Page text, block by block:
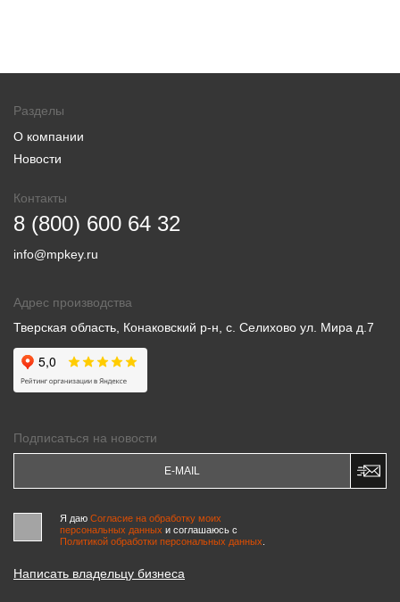
Разделы
О компании
Новости
Контакты
8 (800) 600 64 32
info@mpkey.ru
Адрес производства
Тверская область, Конаковский р-н, с. Селихово ул. Мира д.7
Подписаться на новости
Я даю Согласие на обработку моих
персональных данных и соглашаюсь c
Политикой обработки персональных данных
Написать владельцу бизнеса